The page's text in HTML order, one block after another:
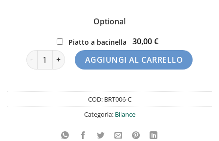
Optional
Piatto a bacinella 30,00 €
Bilancia Stella Alta EUROBIL quantità
AGGIUNGI AL CARRELLO
COD: BRT006-C
Categoria: Bilance